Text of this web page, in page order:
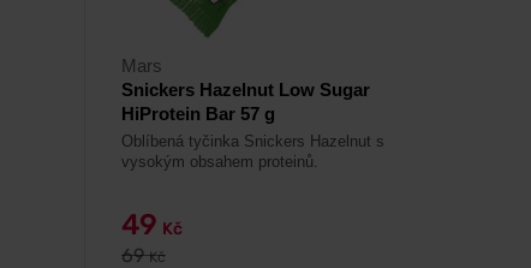
Mars
Snickers Hazelnut Low Sugar
HiProtein Bar 57 g
Oblíbená tyčinka Snickers Hazelnut s
vysokým obsahem proteinů.
49 Kč
69Kč